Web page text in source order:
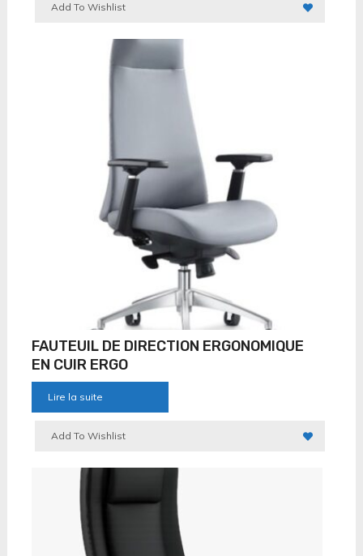
Add To Wishlist
FAUTEUIL DE DIRECTION ERGONOMIQUE
EN CUIR ERGO
Lire la suite
Add To Wishlist